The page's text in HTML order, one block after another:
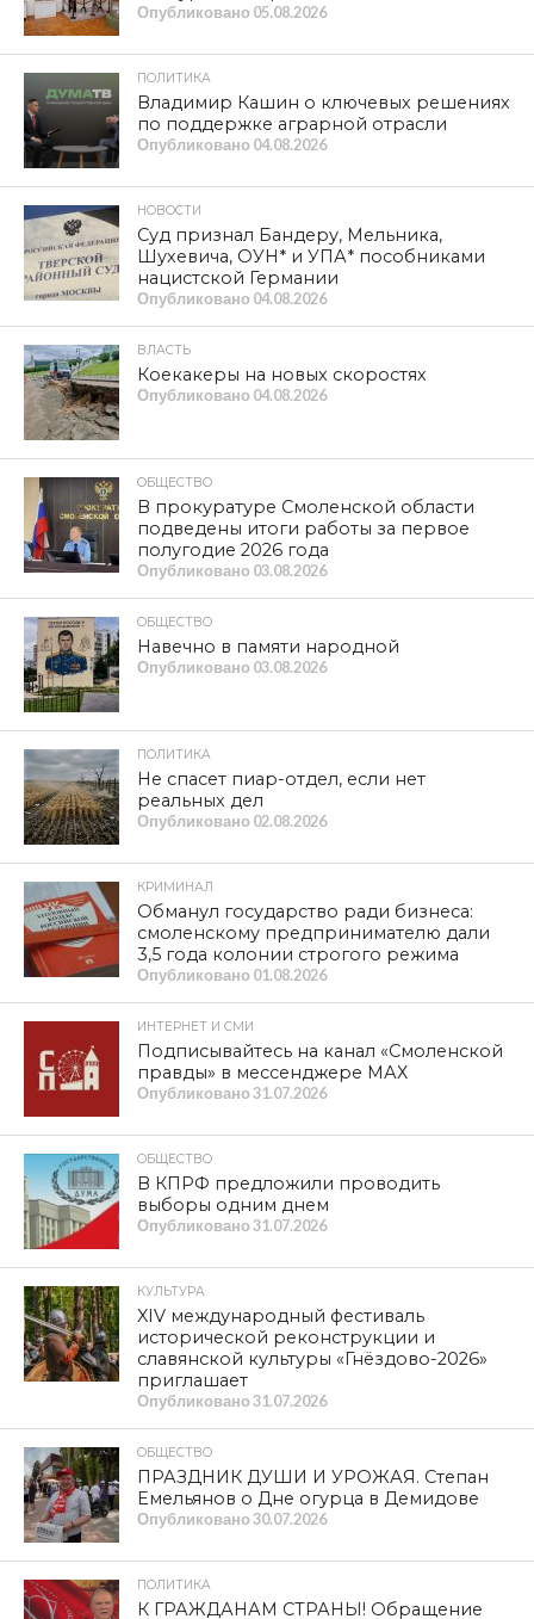
Опубликовано 05.08.2026
ПОЛИТИКА
Владимир Кашин о ключевых решениях
по поддержке аграрной отрасли
Опубликовано 04.08.2026
НОВОСТИ
Суд признал Бандеру, Мельника,
Шухевича, ОУН* и УПА* пособниками
нацистской Германии
Опубликовано 04.08.2026
ВЛАСТЬ
Коекакеры на новых скоростях
Опубликовано 04.08.2026
ОБЩЕСТВО
В прокуратуре Смоленской области
подведены итоги работы за первое
полугодие 2026 года
Опубликовано 03.08.2026
ОБЩЕСТВО
Навечно в памяти народной
Опубликовано 03.08.2026
ПОЛИТИКА
Не спасет пиар-отдел, если нет
реальных дел
Опубликовано 02.08.2026
КРИМИНАЛ
Обманул государство ради бизнеса:
смоленскому предпринимателю дали
3,5 года колонии строгого режима
Опубликовано 01.08.2026
ИНТЕРНЕТ И СМИ
Подписывайтесь на канал «Смоленской
правды» в мессенджере МАХ
Опубликовано31.07.2026
ОБЩЕСТВО
В КПРФ предложили проводить
выборы одним днем
Опубликовано31.07.2026
КУЛЬТУРА
XIV международный фестиваль
исторической реконструкции и
славянской культуры «Гнёздово-2026»
приглашает
Опубликовано31.07.2026
ОБЩЕСТВО
ПРАЗДНИК ДУШИ И УРОЖАЯ. Степан
Емельянов о Дне огурца в Демидове
Опубликовано30.07.2026
ПОЛИТИКА
К ГРАЖДАНАМ СТРАНЫ! Обращение